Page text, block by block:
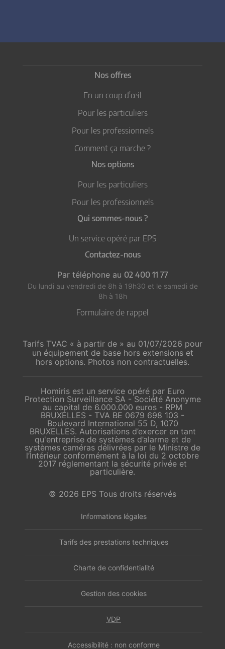
Nos offres
En un coup d'œil
Pour les particuliers
Pour les professionnels
Comment ça marche ?
Nos options
Pour les particuliers
Pour les professionnels
Qui sommes-nous ?
Un service opéré par EPS
Contactez-nous
Par téléphone au 02 400 11 77
Du lundi au vendredi de 8h à 19h30 et le samedi de
8h à 18h
Formulaire de rappel
Tarifs TVAC « à partir de » au 01/07/2026 pour
un équipement de base hors extensions et
hors options. Photos non contractuelles.
Homiris est un service opéré par Euro
Protection Surveillance SA - Société Anonyme
au capital de 6.000.000 euros - RPM
BRUXELLES - TVA BE 0679 698 103 -
Boulevard International 55 D, 1070
BRUXELLES. Autorisations d’exercer en tant
qu'entreprise de systèmes d’alarme et de
systèmes caméras délivrées par le Ministre de
l’Intérieur conformément à la loi du 2 octobre
2017 réglementant la sécurité privée et
particulière.
© 2026 EPS Tous droits réservés
Informations légales
Tarifs des prestations techniques
Charte de confidentialité
Gestion des cookies
VDP
Accessibilité : non conforme